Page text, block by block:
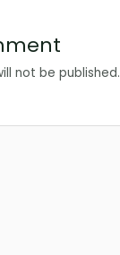
not be published.